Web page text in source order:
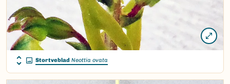
Stortveblad Neottia ovata